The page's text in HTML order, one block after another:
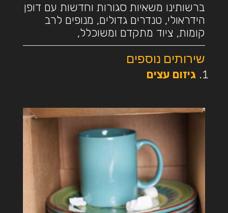
ברשותינו משאיות סגורות וחדשות עם דופן
הידראולי, טנדרים גדולים, מנופים לרב
קומות, ציוד מתקדם ומשוכלל,
שירותים נוספים
גיזום עצים